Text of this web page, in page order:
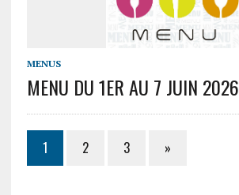
MENUS
MENU DU 1ER AU 7 JUIN 2026
1 2 3 »